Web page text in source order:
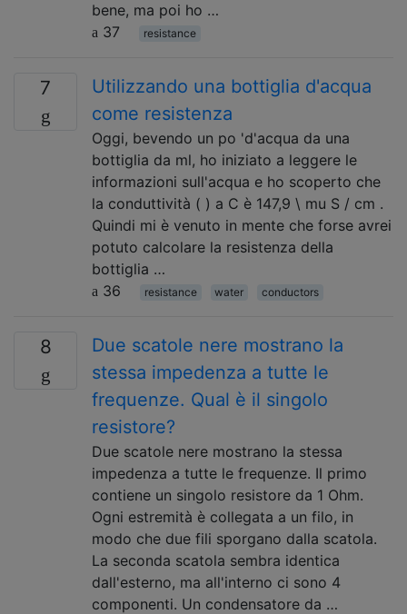
bene, ma poi ho …
37
resistance
7
Utilizzando una bottiglia d'acqua
come resistenza
Oggi, bevendo un po 'd'acqua da una
bottiglia da ml, ho iniziato a leggere le
informazioni sull'acqua e ho scoperto che
la conduttività ( ) a C è 147,9 \ mu S / cm .
Quindi mi è venuto in mente che forse avrei
potuto calcolare la resistenza della
bottiglia …
36
resistance water conductors
8
Due scatole nere mostrano la
stessa impedenza a tutte le
frequenze. Qual è il singolo
resistore?
Due scatole nere mostrano la stessa
impedenza a tutte le frequenze. Il primo
contiene un singolo resistore da 1 Ohm.
Ogni estremità è collegata a un filo, in
modo che due fili sporgano dalla scatola.
La seconda scatola sembra identica
dall'esterno, ma all'interno ci sono 4
componenti. Un condensatore da …